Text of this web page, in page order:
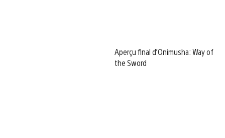
Aperçu final d’Onimusha: Way of
the Sword